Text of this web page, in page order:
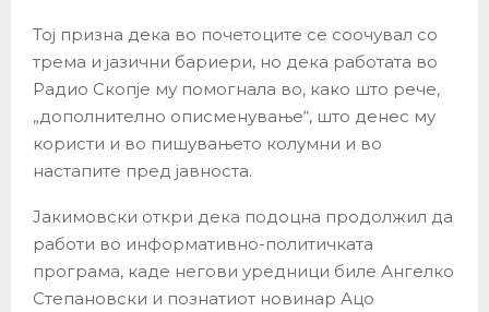
Тој призна дека во почетоците се соочувал со
трема и јазични бариери, но дека работата во
Радио Скопје му помогнала во, како што рече,
„дополнително описменување“, што денес му
користи и во пишувањето колумни и во
настапите пред јавноста.
Јакимовски откри дека подоцна продолжил да
работи во информативно-политичката
програма, каде негови уредници биле Ангелко
Степановски и познатиот новинар Ацо